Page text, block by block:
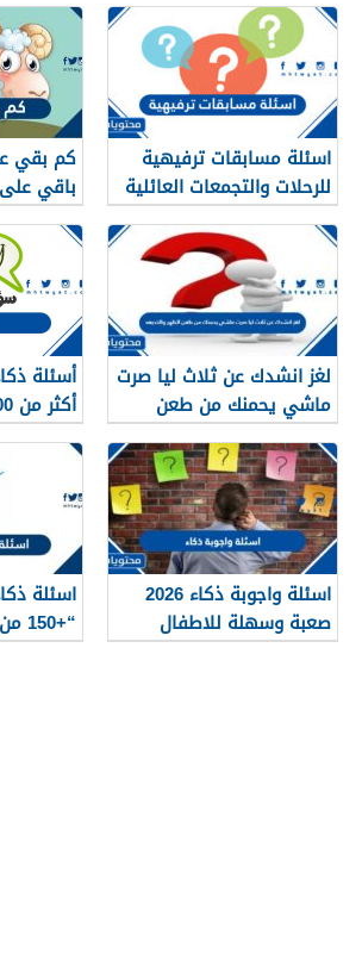
اسئلة مسابقات ترفيهية
للرحلات والتجمعات العائلية
2026
كم بقي
باقي
1447 /2026
لغز انشدك عن ثلاث ليا صرت
ماشي يحمنك من طعن
الظهر والخديعه
للأذكياء
اسئلة واجوبة ذكاء 2026
صعبة وسهلة للاطفال
والكبار
للعباقرة”